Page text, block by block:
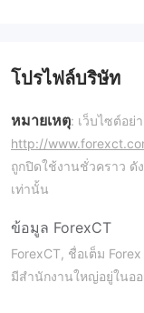
โปรไฟล์บริษัท
หมายเหตุ: เว็บไซต์อย่
http://
ถูกปิดใช้งานชั่วคราว ดั
เท่านั้น
ข้อมูล ForexCT
ForexCT, ชื่อเต็ม
มีสำนักงานใหญ่อยู่ในอ